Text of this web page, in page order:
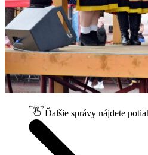
Ďalšie správy nájdete